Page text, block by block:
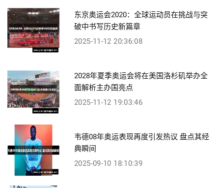
东京奥运会2020：全球运动员在挑战与突
破中书写历史新篇章
2025-11-12 20:36:08
2028年夏季奥运会将在美国洛杉矶举办全
面解析主办国亮点
2025-11-12 19:03:46
韦德08年奥运表现再度引发热议 盘点其经
典瞬间
2025-09-10 18:10:39